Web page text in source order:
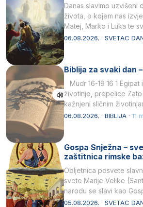
Danas slavimo uzvišeni
života, o kojem nas
Matej, Marko i Luka te
drugoj…
06.08.2026. · SVETAC
Biblija za svaki dan
Mudr 16-19 16 1
životinje, prepelice
kažnjeni sličnim
kukaca.2 A narod…
06.08.2026. · BIBLIJA · 11
Gospa Snježna –
zaštitnica rimske
Obljetnica posvete
svete Marije Velike
narodu se slavi kao
naziv, Sancta Maria…
05.08.2026. · SVETAC